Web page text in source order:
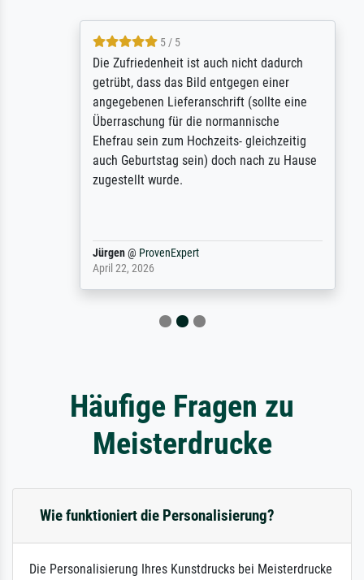
5 / 5
Die Zufriedenheit ist auch nicht dadurch
getrübt, dass das Bild entgegen einer
angegebenen Lieferanschrift (sollte eine
Überraschung für die normannische
Ehefrau sein zum Hochzeits- gleichzeitig
auch Geburtstag sein) doch nach zu Hause
zugestellt wurde.
Jürgen@ProvenExpert
April 22, 2026
Häufige Fragen zu
Meisterdrucke
Wie funktioniert die Personalisierung?
Die Personalisierung Ihres Kunstdrucks bei Meisterdrucke